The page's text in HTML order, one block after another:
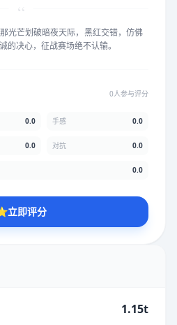
“
光芒划破暗夜天际，黑红交错，仿佛
的决心，征战赛场绝不认输。
0人参与评分
0.0 手感 0.0
0.0 对抗 0.0
0.0
立即评分
1.15t
5.0分
★ ★
★★★★